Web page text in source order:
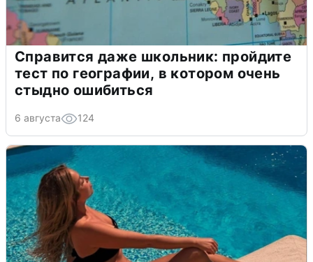
Справится даже школьник: пройдите
тест по географии, в котором очень
стыдно ошибиться
6 августа 124